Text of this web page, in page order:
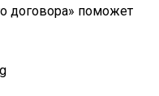
договора» поможет